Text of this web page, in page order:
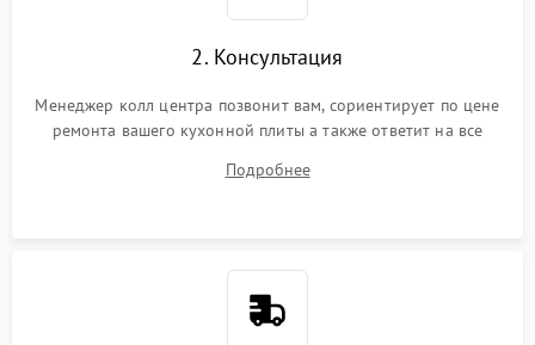
2. Консультация
Менеджер колл центра позвонит вам, сориентирует по цене
ремонта вашего кухонной плиты а также ответит на все
Подробнее